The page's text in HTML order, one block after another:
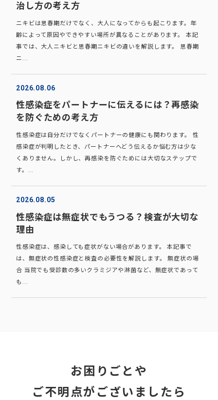
治し方の考え方
ニキビは思春期だけでなく、大人になってからも起こります。年
齢によって原因やできやすい場所が異なることがあります。 本記
事では、大人ニキビと思春期ニキビの違いを解説します。 思春期
ニ...
2026.08.06
性感染症をパートナーに伝えるには？再感染
を防ぐための考え方
性感染症は自分だけでなくパートナーの健康にも関わります。 性
感染症が判明したとき、パートナーへどう伝えるか悩む方は少な
くありません。しかし、再感染を防ぐためには大切なステップで
す。...
2026.08.05
性感染症は無症状でもうつる？検査が大切な
理由
性感染症は、感染しても症状がない場合があります。 本記事で
は、無症状の性感染症と検査の必要性を解説します。 無症状の場
合 当院でも受診数の多いクラミジアや淋菌など、無症状であって
も...
お困りごとや
ご不明点がございましたら